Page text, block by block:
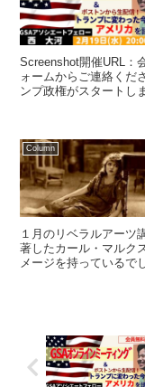
Screenshot開催URL：
ォームからご連絡くだ
ンプ政権がスタートし
Column
１月のリベラルアーツ
著したカール・マルク
メージを持っているで